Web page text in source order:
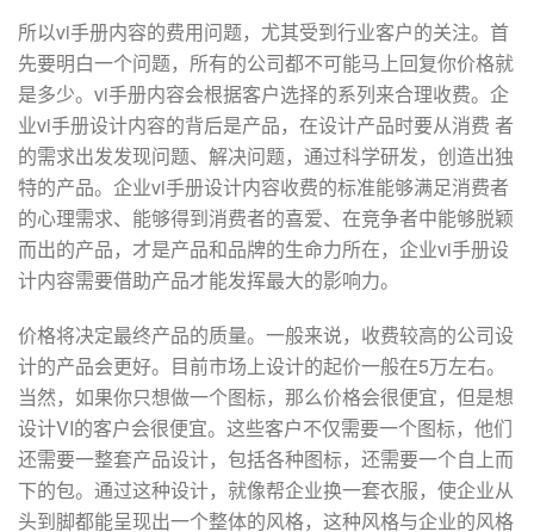
所以vi手册内容的费用问题，尤其受到行业客户的关注。首
先要明白一个问题，所有的公司都不可能马上回复你价格就
是多少。vi手册内容会根据客户选择的系列来合理收费。企
业vi手册设计内容的背后是产品，在设计产品时要从消费 者
的需求出发发现问题、解决问题，通过科学研发，创造出独
特的产品。企业vi手册设计内容收费的标准能够满足消费者
的心理需求、能够得到消费者的喜爱、在竞争者中能够脱颖
而出的产品，才是产品和品牌的生命力所在，企业vi手册设
计内容需要借助产品才能发挥最大的影响力。
价格将决定最终产品的质量。一般来说，收费较高的公司设
计的产品会更好。目前市场上设计的起价一般在5万左右。
当然，如果你只想做一个图标，那么价格会很便宜，但是想
设计VI的客户会很便宜。这些客户不仅需要一个图标，他们
还需要一整套产品设计，包括各种图标，还需要一个自上而
下的包。通过这种设计，就像帮企业换一套衣服，使企业从
头到脚都能呈现出一个整体的风格，这种风格与企业的风格